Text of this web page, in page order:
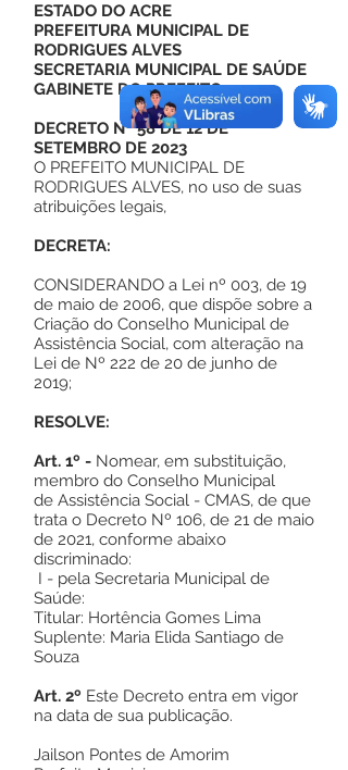
ESTADO DO ACRE
PREFEITURA MUNICIPAL DE
RODRIGUES ALVES
SECRETARIA MUNICIPAL DE SAÚDE
GABINETE DO PREFEITO
DECRETO Nº 58 DE 12 DE
SETEMBRO DE 2023
O PREFEITO MUNICIPAL DE
RODRIGUES ALVES, no uso de suas
atribuições legais,
DECRETA:
CONSIDERANDO a Lei nº 003, de 19
de maio de 2006, que dispõe sobre a
Criação do Conselho Municipal de
Assistência Social, com alteração na
Lei de Nº 222 de 20 de junho de
2019;
RESOLVE:
Art. 1º - Nomear, em substituição,
membro do Conselho Municipal
de Assistência Social - CMAS, de que
trata o Decreto Nº 106, de 21 de maio
de 2021, conforme abaixo
discriminado:
I - pela Secretaria Municipal de
Saúde:
Titular: Hortência Gomes Lima
Suplente: Maria Elida Santiago de
Souza
Art. 2º Este Decreto entra em vigor
na data de sua publicação.
Jailson Pontes de Amorim